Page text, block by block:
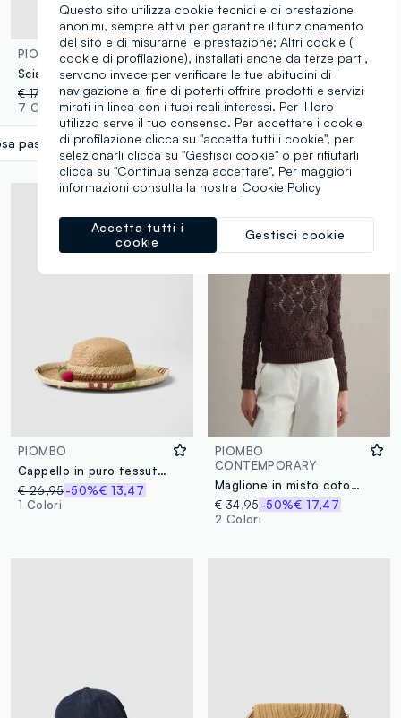
PIOMBO
Sciarpa in misto viscosa e lino rosa con frange
€ 17,95
-50%€ 8,97
7 Colori
pastello label.selectsize
PIOMBO
€ 26,95 -50%€ 13,47
1 Colori
PIOMBO
Cappello in puro tessuto carta beige con pompon colorati
€ 26,95-50%€ 13,47
1 Colori
PIOMBO
CONTEMPORARY
Maglione in misto cotone marrone regular fit con motivo a maglia
€ 34,95 -50%€ 17,47
2 Colori
Questo sito utilizza cookie tecnici e di prestazione
anonimi, sempre attivi per garantire il funzionamento
del sito e di misurarne le prestazione; Altri cookie (i
cookie di profilazione), installati anche da terze parti,
servono invece per verificare le tue abitudini di
navigazione al fine di poterti offrire prodotti e servizi
mirati in linea con i tuoi reali interessi. Per il loro
utilizzo serve il tuo consenso. Per accettare i cookie
di profilazione clicca su "accetta tutti i cookie", per
selezionarli clicca su "Gestisci cookie" o per rifiutarli
clicca su "Continua senza accettare". Per maggiori
informazioni consulta la nostra Cookie Policy
Gestisci cookie
Accetta tutti i
cookie